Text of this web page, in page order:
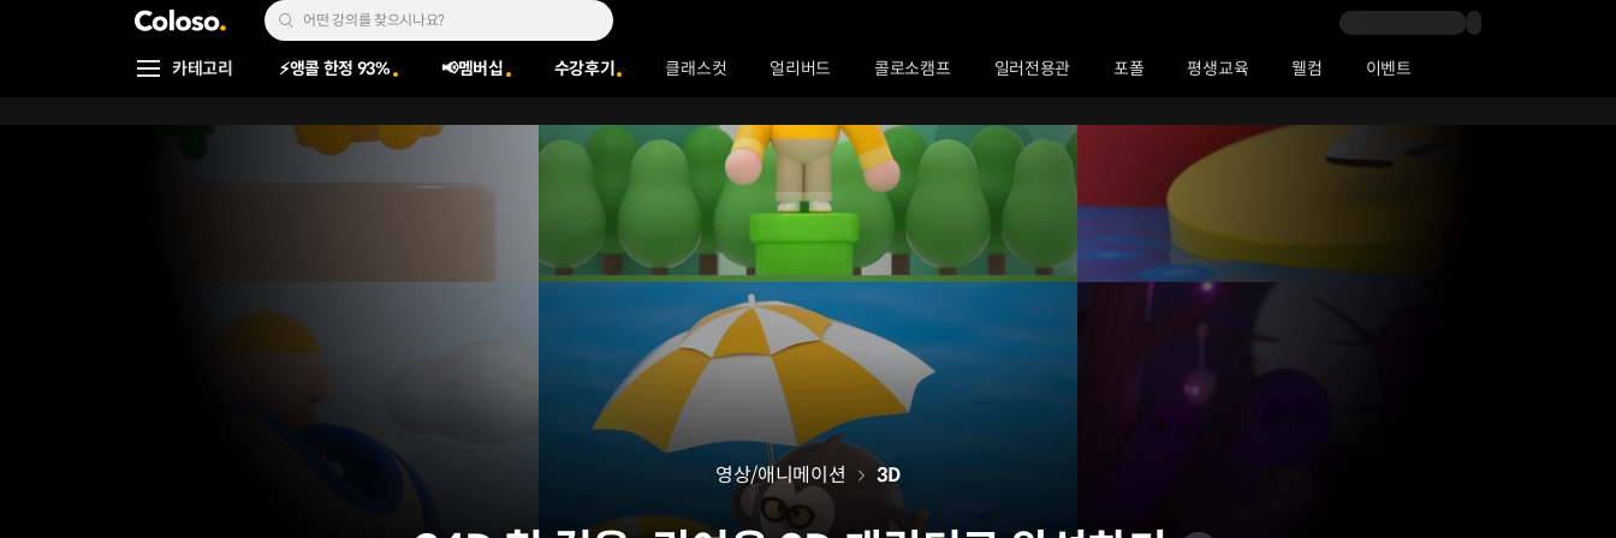
콜로소
Search Input
Coloso Menu
카테고리 ⚡앵콜 한정 93% 📢멤버십 수강후기 클래스컷 얼리버드 콜로소캠프 일러전용관 포폴 평생교육 웰컴 이벤트
영상/애니메이션 3D